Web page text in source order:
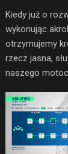
Kiedy już o
wykonując
otrzymujemy
rzecz jasna,
naszego